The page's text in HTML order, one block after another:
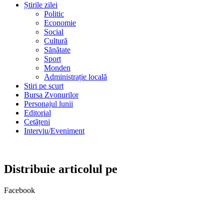
Știrile zilei
Politic
Economie
Social
Cultură
Sănătate
Sport
Monden
Administrație locală
Stiri pe scurt
Bursa Zvonurilor
Personajul lunii
Editorial
Cetățeni
Interviu/Eveniment
Distribuie articolul pe
Facebook